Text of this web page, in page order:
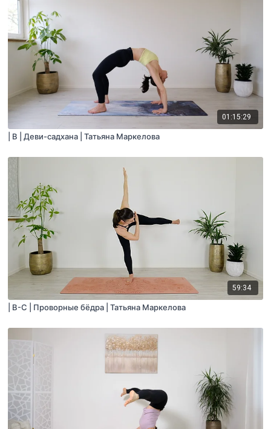
01:15:29
| B | Деви-садхана | Татьяна Маркелова
59:34
| В-С | Проворные бёдра | Татьяна Маркелова